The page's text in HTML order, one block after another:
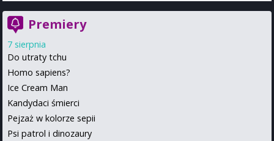
Premiery
7 sierpnia
Do utraty tchu
Homo sapiens?
Ice Cream Man
Kandydaci śmierci
Pejzaż w kolorze sepii
Psi patrol i dinozaury